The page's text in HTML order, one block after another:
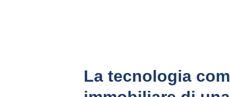
La tecnologia